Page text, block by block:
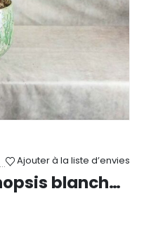
Ajouter à la liste d’envies
,Mariage, Naissance,
Orchidées phalaenopsis blanches 4 tiges